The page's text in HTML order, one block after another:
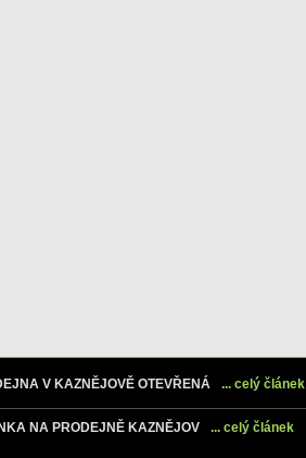
V KAZNĚJOVĚ OTEVŘENÁ ... celý článek
NA PRODEJNĚ KAZNĚJOV ... celý článek